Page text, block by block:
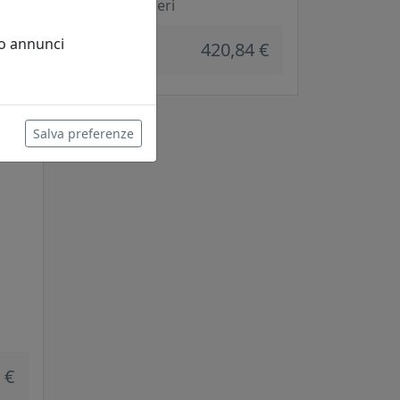
Arti e Mestieri
420,84 €
€
annunci
Salva preferenze